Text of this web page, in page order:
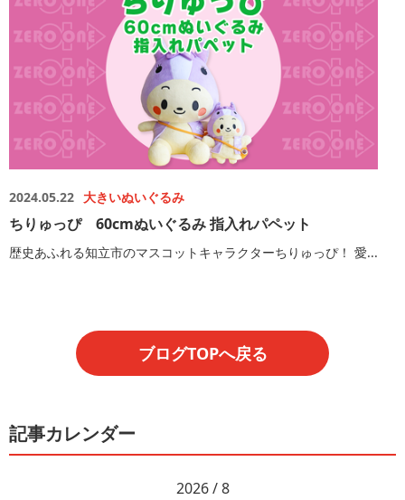
2024.05.22 大きいぬいぐるみ
ちりゅっぴ 60cmぬいぐるみ 指入れパペット
歴史あふれる知立市のマスコットキャラクターちりゅっぴ！ 愛...
ブログTOPへ戻る
記事カレンダー
2026 / 8